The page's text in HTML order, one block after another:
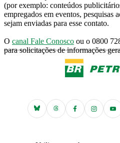
(por exemplo: conteúdos
empregados em eventos, pesquisas
sejam enviadas para esse contato.
O canal Fale Conosco ou o 0800
para solicitações de informações